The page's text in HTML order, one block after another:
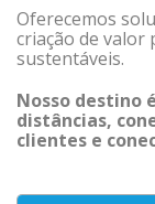
Oferecemos
criação de valor
sustentáveis.
Nosso destino
distâncias,
clientes e